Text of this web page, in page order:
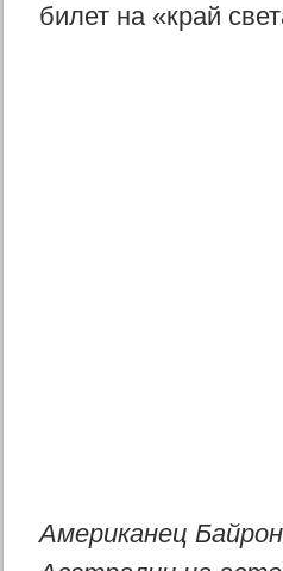
билет на «край
Американец